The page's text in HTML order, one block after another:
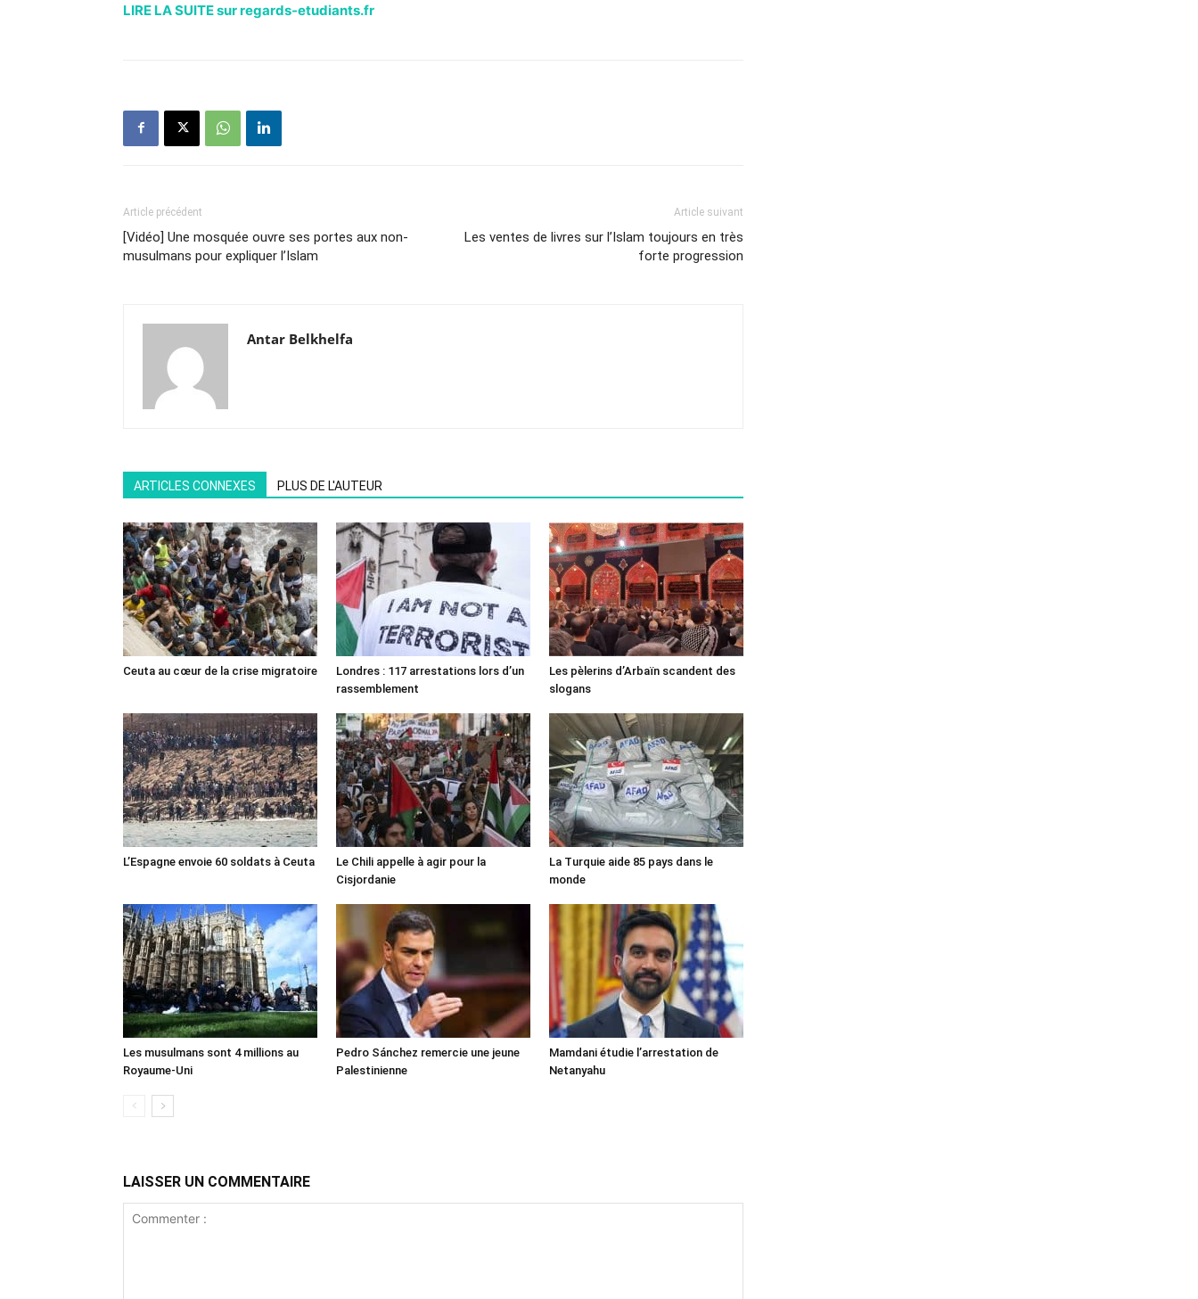
LIRE LA SUITE sur regards-etudiants.fr
Article précédent
[Vidéo] Une mosquée ouvre ses portes aux non-
musulmans pour expliquer l’Islam
Article suivant
Les ventes de livres sur l’Islam toujours en très
forte progression
Antar Belkhelfa
ARTICLES CONNEXES PLUS DE L'AUTEUR
Ceuta au cœur de la crise migratoire
Londres : 117 arrestations lors d’un
rassemblement
Les pèlerins d’Arbaïn scandent des
slogans
L’Espagne envoie 60 soldats à Ceuta
Le Chili appelle à agir pour la
Cisjordanie
La Turquie aide 85 pays dans le
monde
Les musulmans sont 4 millions au
Royaume-Uni
Pedro Sánchez remercie une jeune
Palestinienne
Mamdani étudie l’arrestation de
Netanyahu
LAISSER UN COMMENTAIRE